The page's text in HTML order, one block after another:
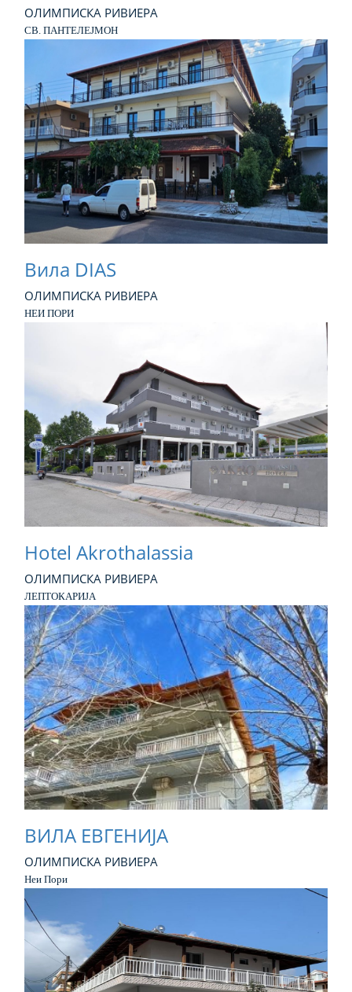
ОЛИМПИСКА РИВИЕРА
СВ. ПАНТЕЛЕЈМОН
Вила DIAS
ОЛИМПИСКА РИВИЕРА
НЕИ ПОРИ
Hotel Akrothalassia
ОЛИМПИСКА РИВИЕРА
ЛЕПТОКАРИЈА
ВИЛА ЕВГЕНИЈА
ОЛИМПИСКА РИВИЕРА
Неи Пори